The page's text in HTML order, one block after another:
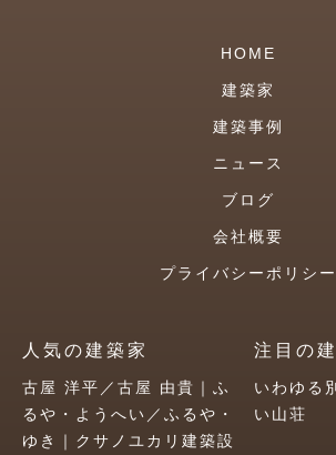
HOME
建築家
建築事例
ニュース
ブログ
会社概要
プライバシーポリシー
人気の建築家
古屋 洋平／古屋 由貴｜ふ
るや・ようへい／ふるや・
ゆき｜クサノユカリ建築設
注目の
いわゆる
い山荘